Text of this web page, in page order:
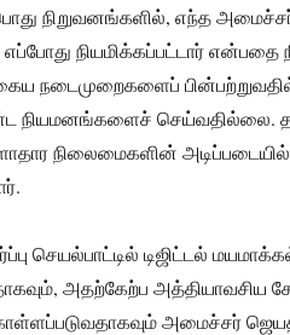
நிறுவனங்களில், எந்த
எப்போது நியமிக்கப்பட்டார்
நடைமுறைகளைப்
செய்வதில்லை.
நிலைமைகளின் அடிப்படையில்
செயல்பாட்டில் டிஜிட்டல்
அதற்கேற்ப
அமைச்சர்